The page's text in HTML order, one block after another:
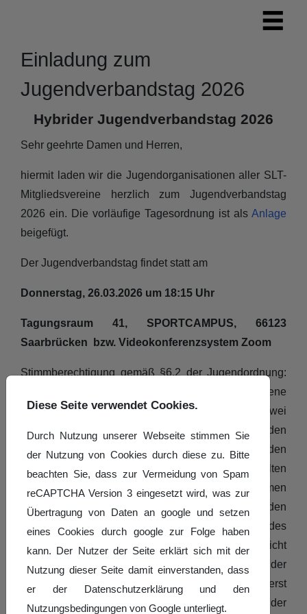
Einladung zum
Jugendverbandstag 2026
Hybrider Jugendverbandstag 2026
Sehr geehrte Damen und Herren,
hiermit laden wir die Jugendorganisationen aller SLT-
Mitgliedsvereine herzlich zum Jugendverbandstag
2026 ein. Die vorläufige Tagesordnung ist als Anlage
beigefügt.
Der Jugendverbandstag findet statt am
Donnerstag, 26.03.2026 um 18:15 Uhr
Tagungsraum 41, SPORTCAMPUS, 66123
Saarbrücken bzw. Videokonferenzsystem Zoom
Stimmberechtigung gemäß §6.2 der Jugendordnung:
Jeder ordentliche Mitgliedsverein hat je angefangene
50 jugendliche Einzelmitglieder zwei
Delegiertenstimmen, die von den
Vereinsjugendwarten und den
Vereinsjugendsprechern oder deren gewählten
Stellvertretern zu gleichen Teilen wahrgenommen
werden können. Mindestens einer der beiden
Delegierten darf zum Zeitpunkt des
Jugendverbandstages das 26. Lebensjahr nicht
vollendet haben. Stichtag für die Feststellung der
jugendlichen Einzelmitglieder ist 1. Januar, bei erst
später aufgenommen Mitgliedern der
Diese Seite verwendet Cookies.
Durch Nutzung unserer Webseite stimmen Sie
der Nutzung von Cookies durch diese zu. Bitte
beachten Sie, dass zur Vermeidung von Spam
reCAPTCHA Version 3 eingesetzt wird, was zur
Übertragung von Daten an google und setzen
eines Cookies durch google zur Folge haben
kann. Der Nutzer der Seite erklärt sich mit der
Nutzung dieser Seite damit einverstanden, dass
er der Datenschutzerklärung und den
Nutzungsbedingungen von Google unterliegt.